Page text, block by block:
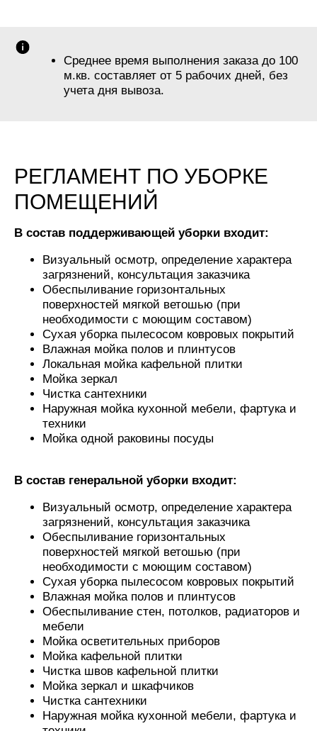
Среднее время выполнения заказа до 100
м.кв. составляет от 5 рабочих дней, без
учета дня вывоза.
РЕГЛАМЕНТ ПО УБОРКЕ
ПОМЕЩЕНИЙ
В состав поддерживающей уборки входит:
Визуальный осмотр, определение характера
загрязнений, консультация заказчика
Обеспыливание горизонтальных
поверхностей мягкой ветошью (при
необходимости с моющим составом)
Сухая уборка пылесосом ковровых покрытий
Влажная мойка полов и плинтусов
Локальная мойка кафельной плитки
Мойка зеркал
Чистка сантехники
Наружная мойка кухонной мебели, фартука и
техники
Мойка одной раковины посуды
В состав генеральной уборки входит:
Визуальный осмотр, определение характера
загрязнений, консультация заказчика
Обеспыливание горизонтальных
поверхностей мягкой ветошью (при
необходимости с моющим составом)
Сухая уборка пылесосом ковровых покрытий
Влажная мойка полов и плинтусов
Обеспыливание стен, потолков, радиаторов и
мебели
Мойка осветительных приборов
Мойка кафельной плитки
Чистка швов кафельной плитки
Мойка зеркал и шкафчиков
Чистка сантехники
Наружная мойка кухонной мебели, фартука и